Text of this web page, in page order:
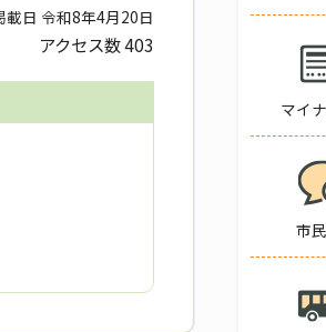
載日 令和8年4月20日
アクセス数403
マイ
市